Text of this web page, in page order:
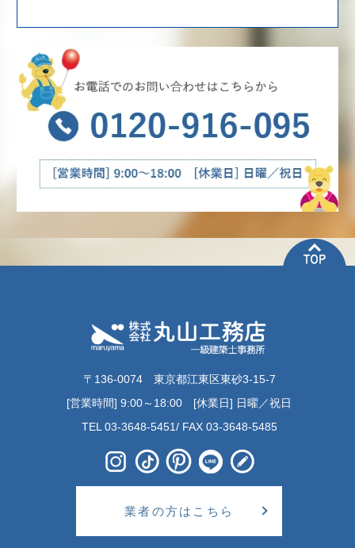
〒136-0074 東京都江東区東砂3-15-7
[営業時間] 9:00～18:00 [休業日] 日曜／祝日
TEL 03-3648-5451/ FAX 03-3648-5485
業者の方はこちら